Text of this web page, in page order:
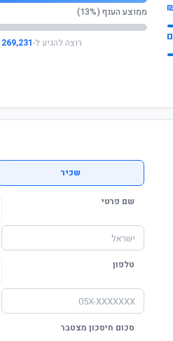
ממוצע הענף (13%)
רוצה להגיע ל-269,231 ₪
שכיר
שם פרטי
טלפון
סכום חיסכון מצטבר